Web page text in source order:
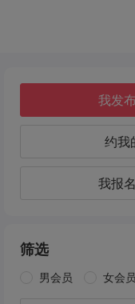
我发
约我
我报
筛选
男会员 女会员